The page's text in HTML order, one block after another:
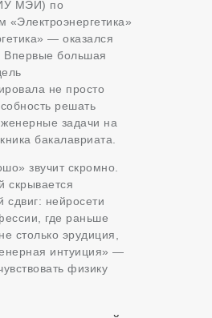
МЭИ) по
«Электроэнергетика»
— оказался
большая
не просто
решать
задачи на
бакалавриата.
звучит скромно.
скрывается
сдвиг: нейросети
где раньше
столько эрудиция,
интуиция» —
физику